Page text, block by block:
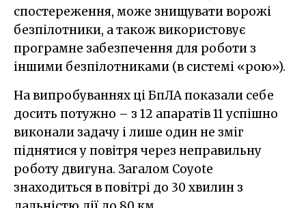
спостереження, може знищувати ворожі
безпілотники, а також використовує
програмне забезпечення для роботи з
іншими безпілотниками (в системі «рою»).
На випробуваннях ці БпЛА показали себе
досить потужно – з 12 апаратів 11 успішно
виконали задачу і лише один не зміг
піднятися у повітря через неправильну
роботу двигуна. Загалом Coyote
знаходиться в повітрі до 30 хвилин з